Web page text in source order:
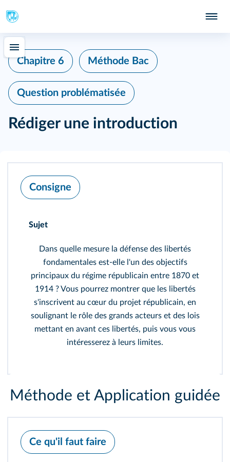
Chapitre 6 Méthode Bac
Question problématisée
Rédiger une introduction
Consigne
Sujet
Dans quelle mesure la défense des libertés
fondamentales est-elle l'un des objectifs
principaux du régime républicain entre 1870 et
1914 ? Vous pourrez montrer que les libertés
s'inscrivent au cœur du projet républicain, en
soulignant le rôle des grands acteurs et des lois
mettant en avant ces libertés, puis vous vous
intéresserez à leurs limites.
Méthode et Application guidée
Ce qu'il faut faire